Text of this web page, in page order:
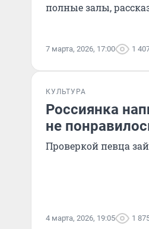
полные залы,
7 марта, 2026, 17:00 1
КУЛЬТУРА
Россиянка
не
Проверкой певца
4 марта, 2026, 19:05 1